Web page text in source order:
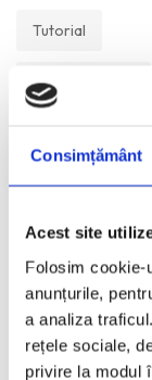
Consimțământ
Acest site
Folosim cookie-
anunțurile,
a analiza
rețele sociale,
privire la modul
Tutorial
Un Muzeu Pe Zi
Visual Postcards
We like
ANI: